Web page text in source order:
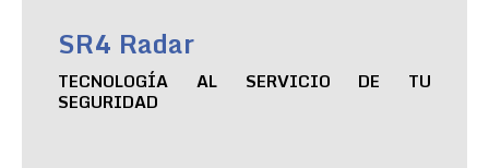
SR4 Radar
TECNOLOGÍA AL SERVICIO DE TU
SEGURIDAD